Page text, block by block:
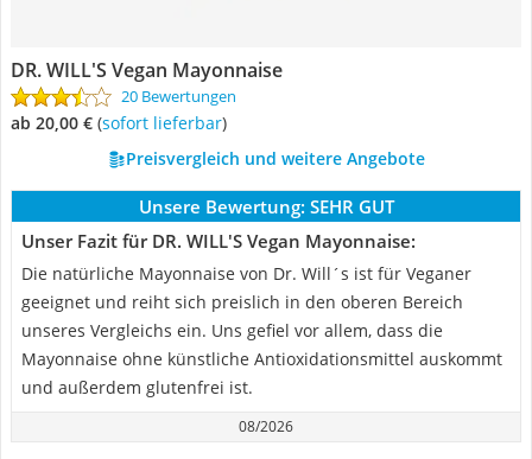
DR. WILL'S Vegan Mayonnaise
20 Bewertungen
ab 20,00 € ( Sofort lieferbar)
Preisvergleich und weitere Angebote
Unsere Bewertung: SEHR GUT
Unser Fazit für DR. WILL'S Vegan Mayonnaise:
Die natürliche Mayonnaise von Dr. Will´s ist für Veganer
geeignet und reiht sich preislich in den oberen Bereich
unseres Vergleichs ein. Uns gefiel vor allem, dass die
Mayonnaise ohne künstliche Antioxidationsmittel auskommt
und außerdem glutenfrei ist.
08/2026